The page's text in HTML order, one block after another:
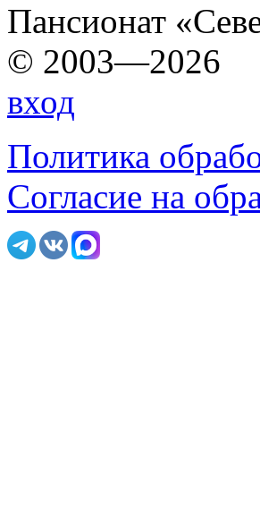
Пансионат
© 2003—2026
вход
Политика
Согласие на